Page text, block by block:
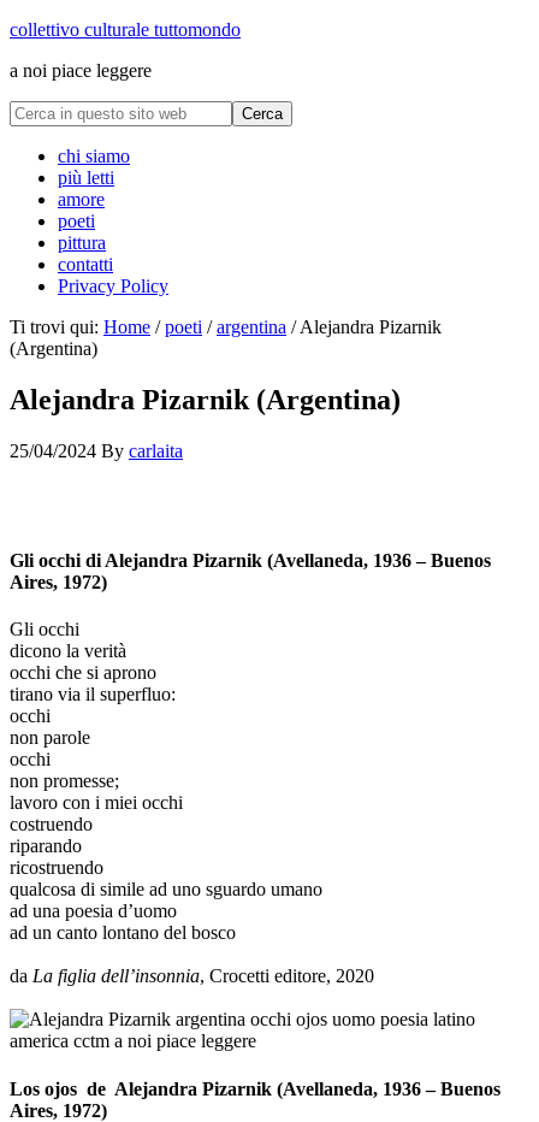
collettivo culturale tuttomondo
a noi piace leggere
chi siamo
più letti
amore
poeti
pittura
contatti
Privacy Policy
Ti trovi qui: Home / poeti / argentina /Alejandra Pizarnik
(Argentina)
Alejandra Pizarnik (Argentina)
25/04/2024 By carlaita
Gli occhi di Alejandra Pizarnik (Avellaneda, 1936 – Buenos
Aires, 1972)
Gli occhi
dicono la verità
occhi che si aprono
tirano via il superfluo:
occhi
non parole
occhi
non promesse;
lavoro con i miei occhi
costruendo
riparando
ricostruendo
qualcosa di simile ad uno sguardo umano
ad una poesia d’uomo
ad un canto lontano del bosco
da La figlia dell’insonnia, Crocetti editore, 2020
Los ojos de Alejandra Pizarnik (Avellaneda, 1936 – Buenos
Aires, 1972)